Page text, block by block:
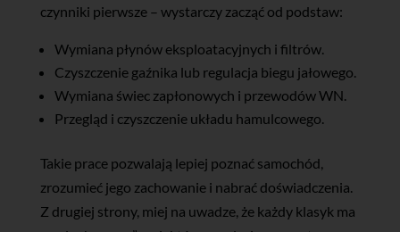
czynniki pierwsze – wystarczy zacząć od podstaw:
Wymiana płynów eksploatacyjnych i filtrów.
Czyszczenie gaźnika lub regulacja biegu jałowego.
Wymiana świec zapłonowych i przewodów WN.
Przegląd i czyszczenie układu hamulcowego.
Takie prace pozwalają lepiej poznać samochód,
zrozumieć jego zachowanie i nabrać doświadczenia.
Z drugiej strony, miej na uwadze, że każdy klasyk ma